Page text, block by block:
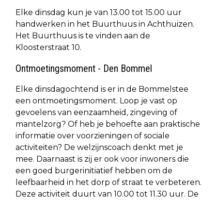
Elke dinsdag kun je van 13.00 tot 15.00 uur
handwerken in het Buurthuus in Achthuizen.
Het Buurthuus is te vinden aan de
Kloosterstraat 10.
Ontmoetingsmoment - Den Bommel
Elke dinsdagochtend is er in de Bommelstee
een ontmoetingsmoment. Loop je vast op
gevoelens van eenzaamheid, zingeving of
mantelzorg? Of heb je behoefte aan praktische
informatie over voorzieningen of sociale
activiteiten? De welzijnscoach denkt met je
mee. Daarnaast is zij er ook voor inwoners die
een goed burgerinitiatief hebben om de
leefbaarheid in het dorp of straat te verbeteren.
Deze activiteit duurt van 10.00 tot 11.30 uur. De